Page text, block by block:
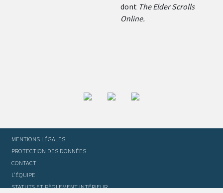
dont The Elder Scrolls
Online.
MENTIONS LÉGALES
PROTECTION DES DONNÉES
CONTACT
L’ÉQUIPE
STATUTS ET RÈGLEMENT INTÉRIEUR